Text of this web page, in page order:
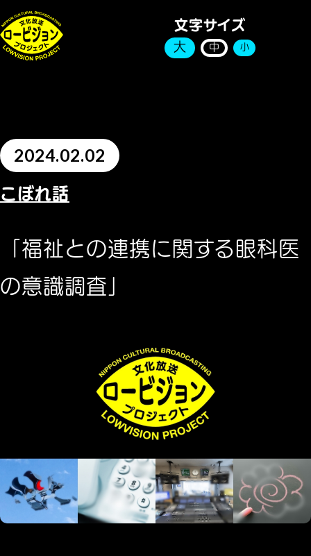
文字サイズ
大 中 小
2024.02.02
こぼれ話
「福祉との連携に関する眼科医
の意識調査」